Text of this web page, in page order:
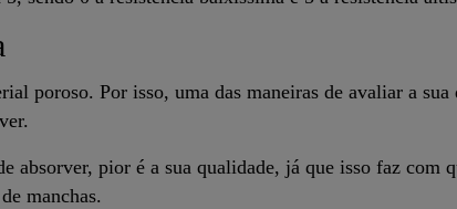
poroso. Por isso, uma das maneiras de avaliar a
absorver, pior é a sua qualidade, já que isso faz com
manchas.